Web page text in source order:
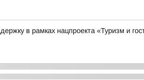
в рамках нацпроекта «Туризм и